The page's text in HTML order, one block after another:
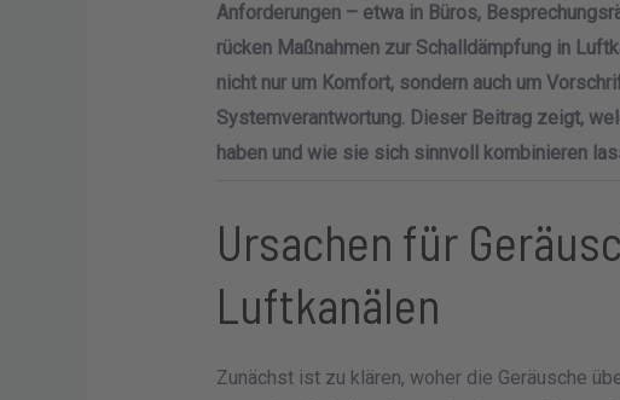
Anforderungen – etwa in Büros,
rücken Maßnahmen zur Schalldämpfung in
nicht nur um Komfort, sondern auch um
Systemverantwortung. Dieser Beitrag zeigt,
haben und wie sie sich sinnvoll kombinieren
Ursachen für
Luftkanälen
Zunächst ist zu klären, woher die Geräusche